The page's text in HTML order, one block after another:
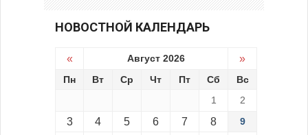
НОВОСТНОЙ КАЛЕНДАРЬ
« Август 2026 »
Пн Вт Ср Чт Пт Сб
Вс
1
2
3 4 5 6 7 8
9